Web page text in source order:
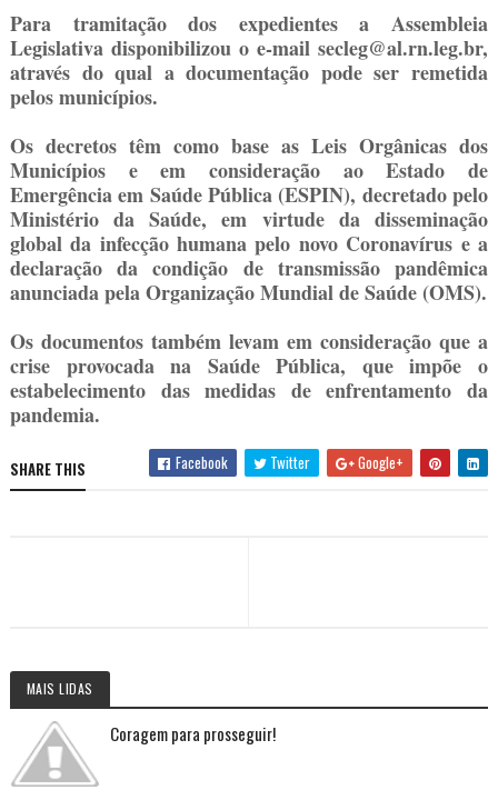
Para tramitação dos expedientes a Assembleia
Legislativa disponibilizou o e-mail secleg@al.rn.leg.br,
através do qual a documentação pode ser remetida
pelos municípios.
Os decretos têm como base as Leis Orgânicas dos
Municípios e em consideração ao Estado de
Emergência em Saúde Pública (ESPIN), decretado pelo
Ministério da Saúde, em virtude da disseminação
global da infecção humana pelo novo Coronavírus e a
declaração da condição de transmissão pandêmica
anunciada pela Organização Mundial de Saúde (OMS).
Os documentos também levam em consideração que a
crise provocada na Saúde Pública, que impõe o
estabelecimento das medidas de enfrentamento da
pandemia.
SHARE THIS Facebook Twitter Google+
MAIS LIDAS
Coragem para prosseguir!